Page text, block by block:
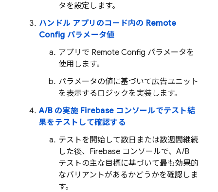
タを設定します。
ハンドル アプリのコード内の Remote
Config パラメータ値
アプリで Remote Config パラメータを
使用します。
パラメータの値に基づいて広告ユニット
を表示するロジックを実装します。
A/B の実施 Firebase コンソールでテスト結
果をテストして確認する
テストを開始して数日または数週間継続
した後、 Firebase コンソールで、A/B
テストの主な目標に基づいて最も効果的
なバリアントがあるかどうかを確認しま
す。